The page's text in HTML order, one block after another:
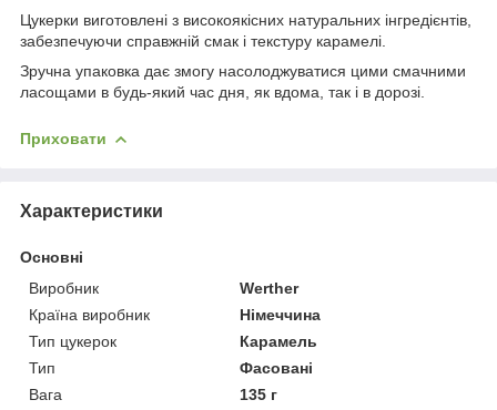
Цукерки виготовлені з високоякісних натуральних інгредієнтів,
забезпечуючи справжній смак і текстуру карамелі.
Зручна упаковка дає змогу насолоджуватися цими смачними
ласощами в будь-який час дня, як вдома, так і в дорозі.
Приховати
Характеристики
Основні
Виробник
Werther
Країна виробник
Німеччина
Тип цукерок
Карамель
Тип
Фасовані
Вага
135 г